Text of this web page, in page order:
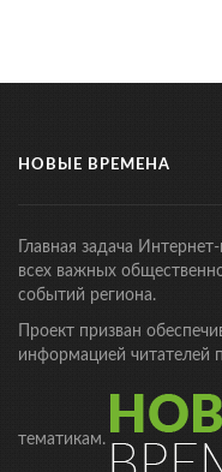
НОВЫЕ ВРЕМЕНА
Главная задача
всех важных
событий региона.
Проект призван
информацией
тематикам.